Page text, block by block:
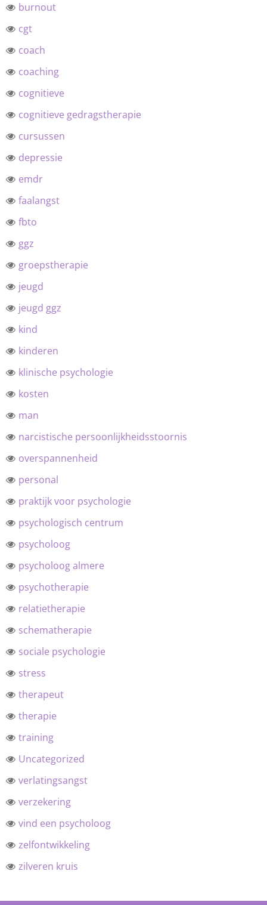
burnout
cgt
coach
coaching
cognitieve
cognitieve gedragstherapie
cursussen
depressie
emdr
faalangst
fbto
ggz
groepstherapie
jeugd
jeugd ggz
kind
kinderen
klinische psychologie
kosten
man
narcistische persoonlijkheidsstoornis
overspannenheid
personal
praktijk voor psychologie
psychologisch centrum
psycholoog
psycholoog almere
psychotherapie
relatietherapie
schematherapie
sociale psychologie
stress
therapeut
therapie
training
Uncategorized
verlatingsangst
verzekering
vind een psycholoog
zelfontwikkeling
zilveren kruis